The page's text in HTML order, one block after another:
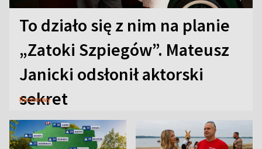
To działo się z nim na planie
„Zatoki Szpiegów”. Mateusz
Janicki odsłonił aktorski
sekret
Rozmowy